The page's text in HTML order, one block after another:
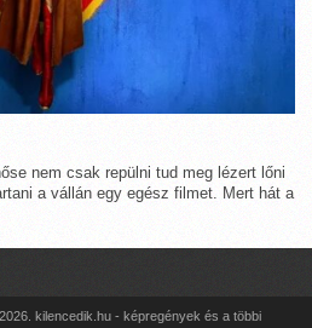
nem csak repülni tud meg lézert lőni
a vállán egy egész filmet. Mert hát a
kilencedik.hu - képregények és a többi